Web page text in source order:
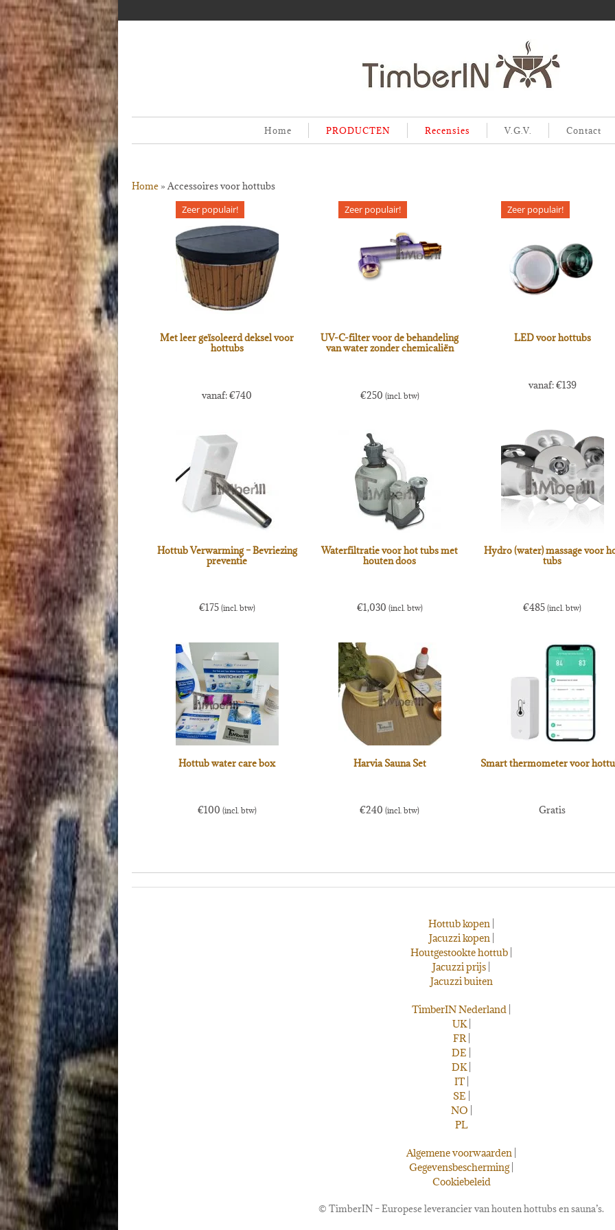
Home PRODUCTEN Recensies V.G.V. Contact
Home »Accessoires voor hottubs
Zeer populair!
Met leer geïsoleerd deksel voor
hottubs
vanaf:€740
Zeer populair!
UV-C-filter voor de behandeling
van water zonder chemicaliën
€250 (incl. btw)
Zeer populair!
LED voor hottubs
vanaf:€139
Hottub Verwarming – Bevriezing
preventie
€175 (incl. btw)
Waterfiltratie voor hot tubs met
houten doos
€1,030 (incl. btw)
Hydro (water) massage voor
tubs
€485 (incl. btw)
Hottub water care box
€100 (incl. btw)
Harvia Sauna Set
€240 (incl. btw)
Smart thermometer voor
Gratis
Hottub kopen
Jacuzzi kopen|
Houtgestookte hottub
Jacuzzi prijs
Jacuzzi buiten
TimberIN Nederland
UK|
FR|
DE
DK|
IT|
SE
NO
PL
Algemene voorwaarden
Gegevensbescherming|
Cookiebeleid
© TimberIN – Europese leverancier van houten hottubs en sauna’s.